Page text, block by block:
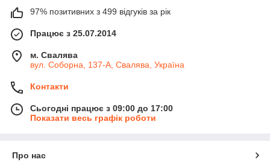
97% позитивних з 499 відгуків за рік
Працює з 25.07.2014
м. Свалява
вул. Соборна, 137-А, Свалява, Україна
Контакти
Сьогодні працює з 09:00 до 17:00
Показати весь графік роботи
Про нас